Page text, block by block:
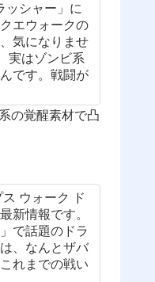
ッシャー」に
エウォークの
気になりませ
実はゾンビ系
です。戦闘が
の覚醒素材で凸
ス ウォーク ド
新情報です。
で話題のドラ
、なんとザバ
れまでの戦い